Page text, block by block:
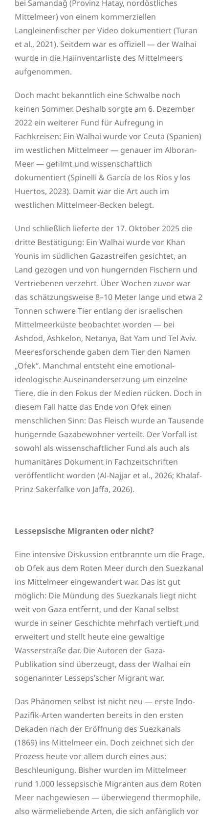
bei Samandağ (Provinz Hatay, nordöstliches
Mittelmeer) von einem kommerziellen
Langleinenfischer per Video dokumentiert (Turan
et al., 2021). Seitdem war es offiziell — der Walhai
wurde in die Haiinventarliste des Mittelmeers
aufgenommen.
Doch macht bekanntlich eine Schwalbe noch
keinen Sommer. Deshalb sorgte am 6. Dezember
2022 ein weiterer Fund für Aufregung in
Fachkreisen: Ein Walhai wurde vor Ceuta (Spanien)
im westlichen Mittelmeer — genauer im Alboran-
Meer — gefilmt und wissenschaftlich
dokumentiert (Spinelli & García de los Ríos y los
Huertos, 2023). Damit war die Art auch im
westlichen Mittelmeer-Becken belegt.
Und schließlich lieferte der 17. Oktober 2025 die
dritte Bestätigung: Ein Walhai wurde vor Khan
Younis im südlichen Gazastreifen gesichtet, an
Land gezogen und von hungernden Fischern und
Vertriebenen verzehrt. Über Wochen zuvor war
das schätzungsweise 8–10 Meter lange und etwa 2
Tonnen schwere Tier entlang der israelischen
Mittelmeerküste beobachtet worden — bei
Ashdod, Ashkelon, Netanya, Bat Yam und Tel Aviv.
Meeresforschende gaben dem Tier den Namen
„Ofek“. Manchmal entsteht eine emotional-
ideologische Auseinandersetzung um einzelne
Tiere, die in den Fokus der Medien rücken. Doch in
diesem Fall hatte das Ende von Ofek einen
menschlichen Sinn: Das Fleisch wurde an Tausende
hungernde Gazabewohner verteilt. Der Vorfall ist
sowohl als wissenschaftlicher Fund als auch als
humanitäres Dokument in Fachzeitschriften
veröffentlicht worden (Al-Najjar et al., 2026; Khalaf-
Prinz Sakerfalke von Jaffa, 2026).
Lessepsische Migranten oder nicht?
Eine intensive Diskussion entbrannte um die Frage,
ob Ofek aus dem Roten Meer durch den Suezkanal
ins Mittelmeer eingewandert war. Das ist gut
möglich: Die Mündung des Suezkanals liegt nicht
weit von Gaza entfernt, und der Kanal selbst
wurde in seiner Geschichte mehrfach vertieft und
erweitert und stellt heute eine gewaltige
Wasserstraße dar. Die Autoren der Gaza-
Publikation sind überzeugt, dass der Walhai ein
sogenannter Lesseps’scher Migrant war.
Das Phänomen selbst ist nicht neu — erste Indo-
Pazifik-Arten wanderten bereits in den ersten
Dekaden nach der Eröffnung des Suezkanals
(1869) ins Mittelmeer ein. Doch zeichnet sich der
Prozess heute vor allem durch eines aus:
Beschleunigung. Bisher wurden im Mittelmeer
rund 1.000 lessepsische Migranten aus dem Roten
Meer nachgewiesen — überwiegend thermophile,
also wärmeliebende Arten, die sich anfänglich vor